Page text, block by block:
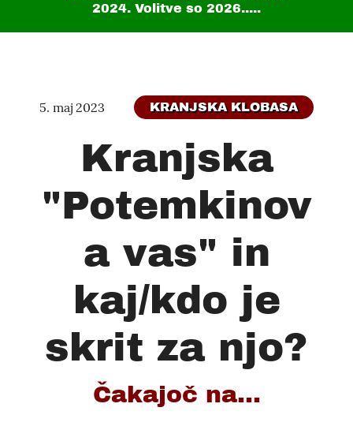
2024. Volitve so 2026.....
5. maj 2023 KRANJSKA KLOBASA
Kranjska
"Potemkinov
a vas" in
kaj/kdo je
skrit za njo?
Čakajoč na...